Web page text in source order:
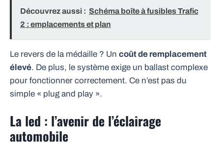
Découvrez aussi : Schéma boîte à fusibles Trafic
2 : emplacements et plan
Le revers de la médaille ? Un coût de remplacement
élevé. De plus, le système exige un ballast complexe
pour fonctionner correctement. Ce n’est pas du
simple « plug and play ».
La led : l’avenir de l’éclairage
automobile